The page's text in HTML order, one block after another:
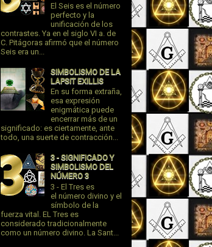
El Seis es el número
perfecto y la
unificación de los
contrastes. Ya en el siglo VI a. de
C. Pitágoras afirmó que el número
Seis era un...
SIMBOLISMO DE LA
LAPSIT EXILLIS
En su forma extraña,
esa expresión
enigmática puede
encerrar más de un
significado: es ciertamente, ante
todo, una suerte de contracción...
3 - SIGNIFICADO Y
SIMBOLISMO DEL
NÚMERO 3
3 - El Tres es
el número divino y el
símbolo de la
fuerza vital. EL Tres es
considerado tradicionalmente
como un número divino. La Sant...